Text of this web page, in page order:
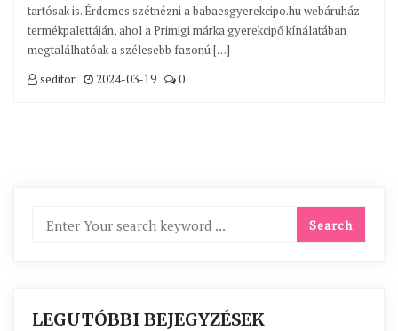
tartósak is. Érdemes szétnézni a babaesgyerekcipo.hu webáruház
termékpalettáján, ahol a Primigi márka gyerekcipő kínálatában
megtalálhatóak a szélesebb fazonú […]
seditor
2024-03-19 0
LEGUTÓBBI BEJEGYZÉSEK